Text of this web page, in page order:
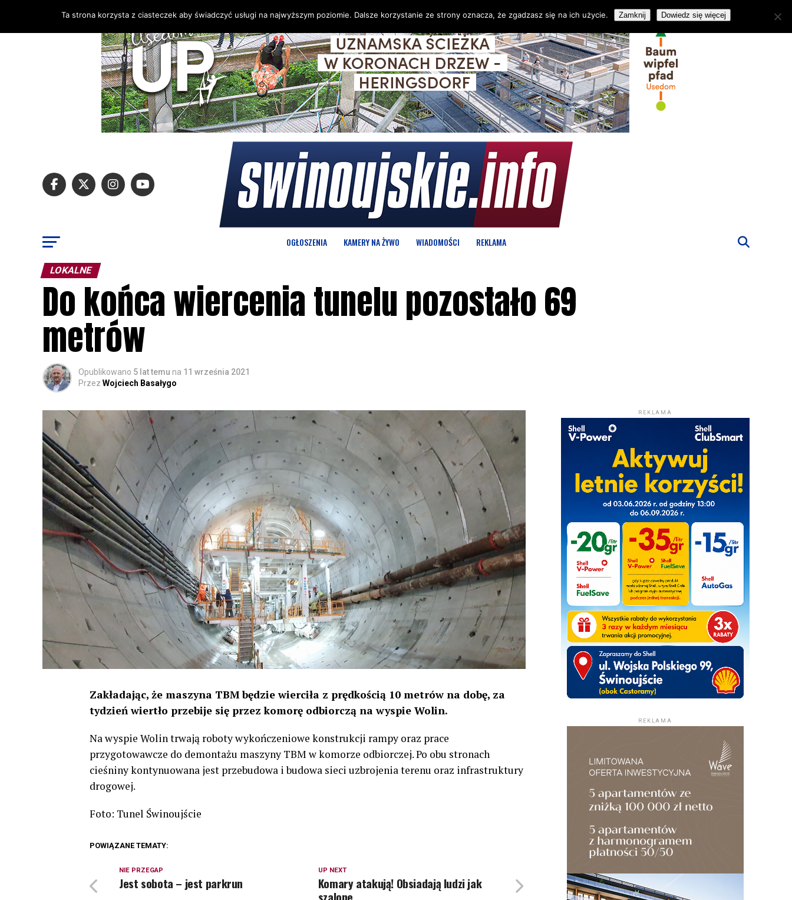
OGŁOSZENIA KAMERY NA ŻYWO WIADOMOŚCI REKLAMA
LOKALNE
Do końca wiercenia tunelu pozostało 69
metrów
Opublikowano 5 lat temu na 11 września 2021
Przez Wojciech Basałygo
Zakładając, że maszyna TBM będzie wierciła z prędkością 10 metrów na dobę, za
tydzień wiertło przebije się przez komorę odbiorczą na wyspie Wolin.
Na wyspie Wolin trwają roboty wykończeniowe konstrukcji rampy oraz prace
przygotowawcze do demontażu maszyny TBM w komorze odbiorczej. Po obu stronach
cieśniny kontynuowana jest przebudowa i budowa sieci uzbrojenia terenu oraz infrastruktury
drogowej.
Foto: Tunel Świnoujście
POWIĄZANE TEMATY:
UP NEXT
Komary atakują! Obsiadają ludzi jak
NIE PRZEGAP
Jest sobota – jest parkrun
REKLAMA
REKLAMA
Ta strona korzysta z ciasteczek aby świadczyć usługi na najwyższym poziomie. Dalsze korzystanie ze strony oznacza, że zgadzasz się na ich użycie. Zamknij Dowiedz się więcej